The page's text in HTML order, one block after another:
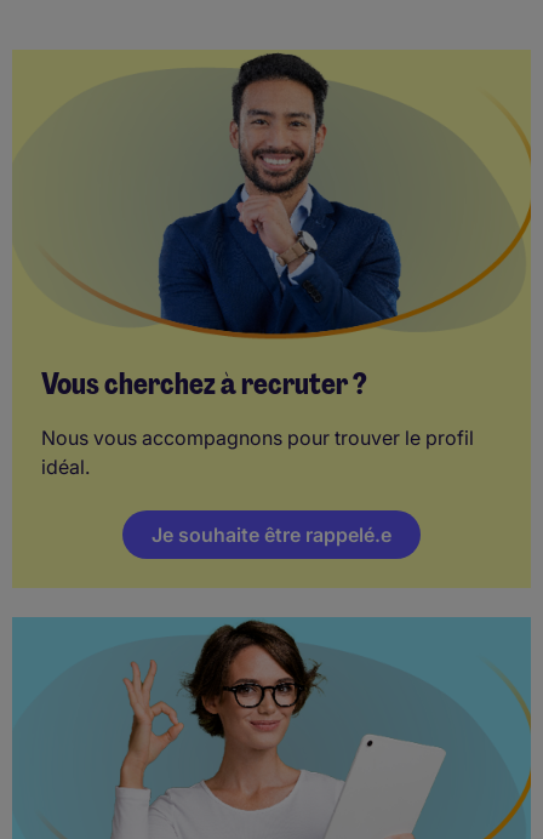
Vous cherchez à recruter ?
Nous vous accompagnons pour trouver le profil
idéal.
Je souhaite être rappelé.e